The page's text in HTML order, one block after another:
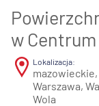
w
Lokalizacja:
Warszawa,
Wola